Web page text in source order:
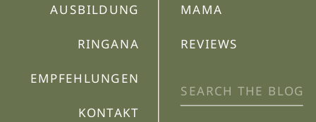
KONTAKT
AUSBILDUNG
RINGANA
EMPFEHLUNGEN
REVIEWS
MAMA
Search
for: